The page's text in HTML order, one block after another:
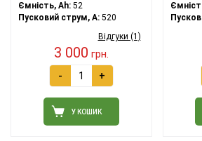
Ємність, Ah: 52
Пусковий струм, A: 520
Відгуки (1)
3 000 грн.
- +
У КОШИК